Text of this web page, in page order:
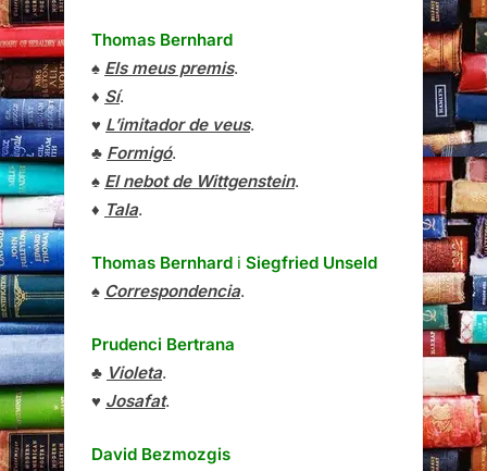
Thomas Bernhard
♠ Els meus premis.
♦ Sí.
♥ L’imitador de veus.
♣ Formigó.
♠ El nebot de Wittgenstein.
♦ Tala.
Thomas Bernhard i Siegfried Unseld
♠ Correspondencia.
Prudenci Bertrana
♣ Violeta.
♥ Josafat.
David Bezmozgis